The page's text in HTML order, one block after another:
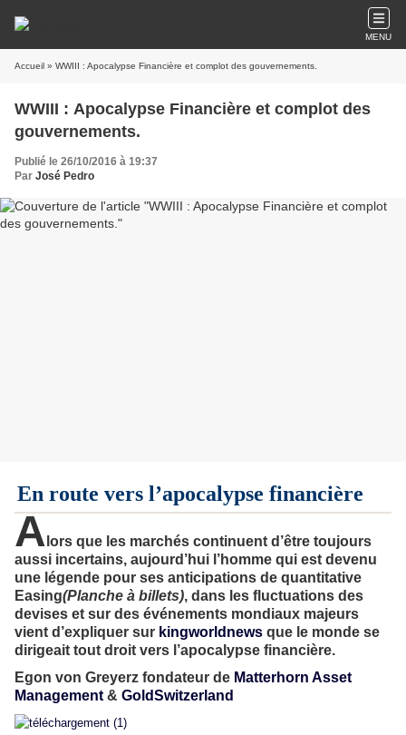
MENU
Accueil » WWIII : Apocalypse Financière et complot des gouvernements.
WWIII : Apocalypse Financière et complot des
gouvernements.
Publié le 26/10/2016 à 19:37
Par José Pedro
En route vers l’apocalypse financière
A lors que les marchés continuent d’être toujours
aussi incertains, aujourd’hui l’homme qui est devenu
une légende pour ses anticipations de quantitative
Easing(Planche à billets), dans les fluctuations des
devises et sur des événements mondiaux majeurs
vient d’expliquer sur kingworldnews que le monde se
dirigeait tout droit vers l’apocalypse financière.
Egon von Greyerz fondateur de Matterhorn Asset
Management & GoldSwitzerland